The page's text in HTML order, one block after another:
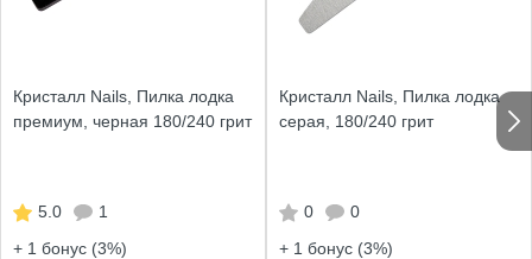
Кристалл Nails, Пилка лодка
премиум, черная 180/240 грит
5.0
1
+ 1 бонус (3%)
Кристалл Nails, Пилка лодка
серая, 180/240 грит
0
0
+ 1 бонус (3%)